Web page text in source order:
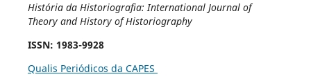
História da Historiografia: International Journal of
Theory and History of Historiography
ISSN: 1983-9928
Qualis Periódicos da CAPES